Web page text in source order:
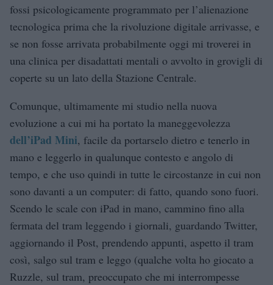
fossi psicologicamente programmato per l’alienazione
tecnologica prima che la rivoluzione digitale arrivasse, e
se non fosse arrivata probabilmente oggi mi troverei in
una clinica per disadattati mentali o avvolto in grovigli di
coperte su un lato della Stazione Centrale.
Comunque, ultimamente mi studio nella nuova
evoluzione a cui mi ha portato la maneggevolezza
dell’iPad Mini, facile da portarselo dietro e tenerlo in
mano e leggerlo in qualunque contesto e angolo di
tempo, e che uso quindi in tutte le circostanze in cui non
sono davanti a un computer: di fatto, quando sono fuori.
Scendo le scale con iPad in mano, cammino fino alla
fermata del tram leggendo i giornali, guardando Twitter,
aggiornando il Post, prendendo appunti, aspetto il tram
così, salgo sul tram e leggo (qualche volta ho giocato a
Ruzzle, sul tram, preoccupato che mi interrompesse